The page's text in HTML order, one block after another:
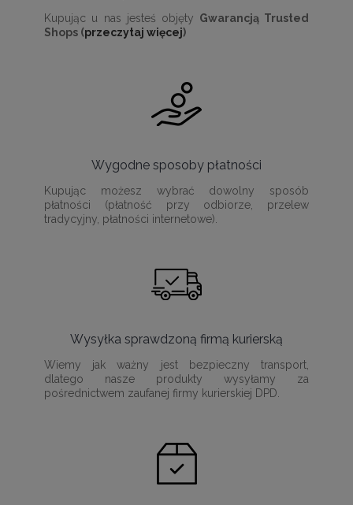
Kupując u nas jesteś objęty Gwarancją Trusted
Shops (przeczytaj więcej)
Wygodne sposoby płatności
Kupując możesz wybrać dowolny sposób
płatności (płatność przy odbiorze, przelew
tradycyjny, płatności internetowe).
Wysyłka sprawdzoną firmą kurierską
Wiemy jak ważny jest bezpieczny transport,
dlatego nasze produkty wysyłamy za
pośrednictwem zaufanej firmy kurierskiej DPD.